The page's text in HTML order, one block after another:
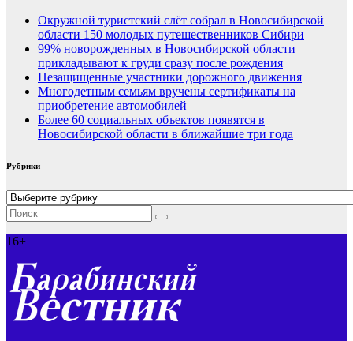
Окружной туристский слёт собрал в Новосибирской
области 150 молодых путешественников Сибири
99% новорожденных в Новосибирской области
прикладывают к груди сразу после рождения
Незащищенные участники дорожного движения
Многодетным семьям вручены сертификаты на
приобретение автомобилей
Более 60 социальных объектов появятся в
Новосибирской области в ближайшие три года
Рубрики
Рубрики
16+